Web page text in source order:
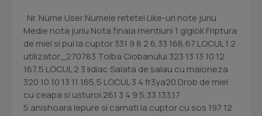
Nr. Nume User Numele retetei Like-uri note juriu
Medie nota juriu Nota finala mentiuni 1 gigiok Friptura
de miel si pui la cuptor 331 9 8 2 6,33 168,67 LOCUL 1 2
utilizator_270783 Tolba Ciobanului 323 13 13 10 12
167,5 LOCUL 2 3 lidiac Salata de salau cu maioneza
320 10 10 13 11 165,5 LOCUL 3 4 fr3ya20 Drob de miel
cu ceapa si usturoi 261 3 4 9 5,33 133,17
5 anishoara Iepure si carnati la cuptor cu sos 197 12